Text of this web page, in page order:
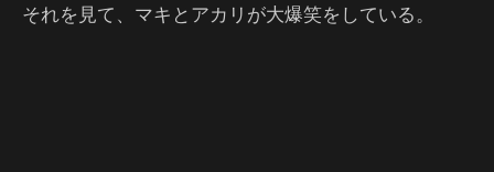
それを見て、マキとアカリが大爆笑をしている。